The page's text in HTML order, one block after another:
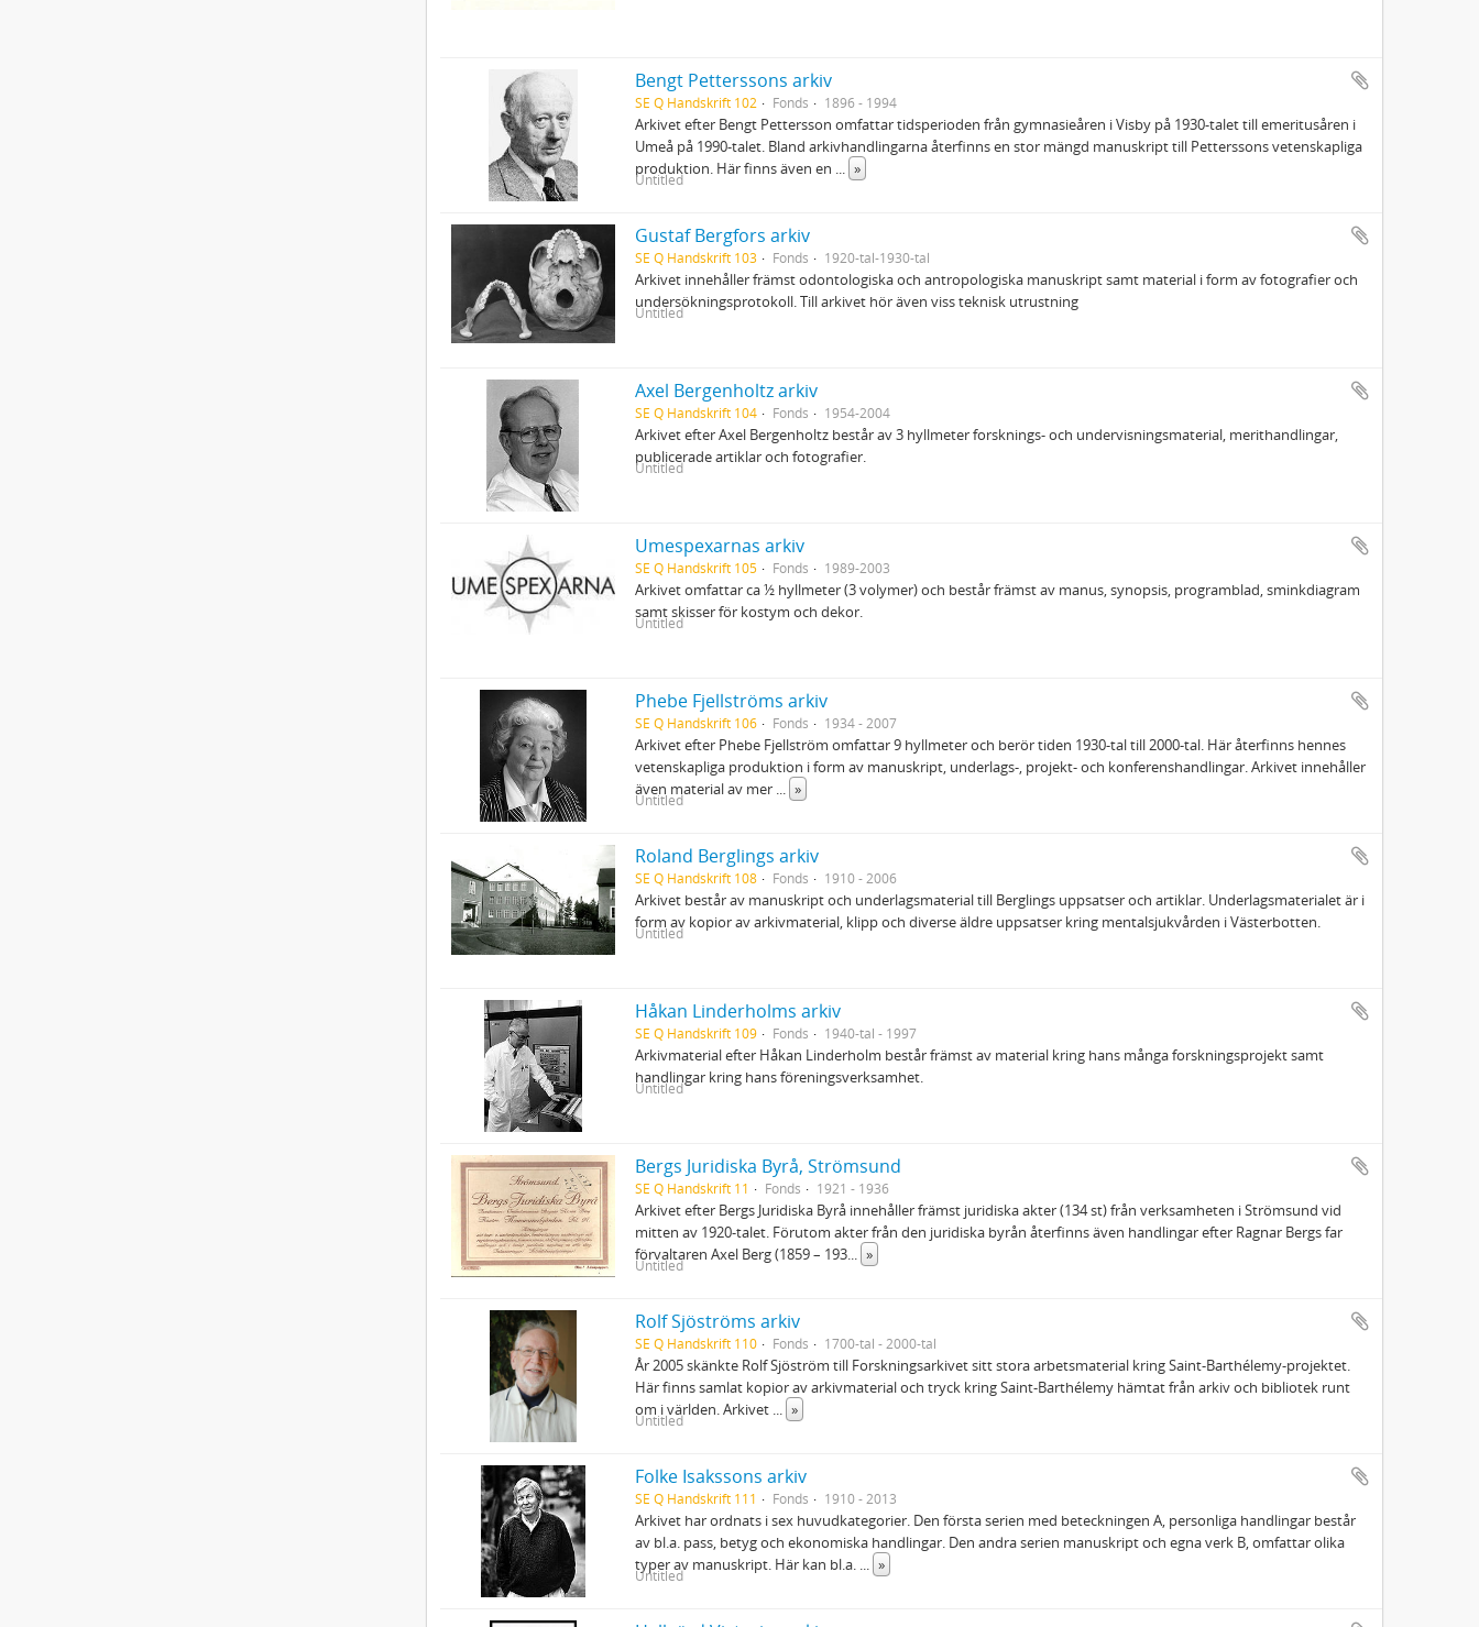
Bengt Petterssons arkiv
SE Q Handskrift 102 Fonds 1896 - 1994
Arkivet efter Bengt Pettersson omfattar tidsperioden från gymnasieåren i Visby på 1930-talet till emeritusåren i
Umeå på 1990-talet. Bland arkivhandlingarna återfinns en stor mängd manuskript till Petterssons vetenskapliga
produktion. Här finns även en
»
Untitled
Gustaf Bergfors arkiv
SE Q Handskrift 103 Fonds 1920-tal-1930-tal
Arkivet innehåller främst odontologiska och antropologiska manuskript samt material i form av fotografier och
undersökningsprotokoll. Till arkivet hör även viss teknisk utrustning
Untitled
Axel Bergenholtz arkiv
SE Q Handskrift 104 Fonds 1954-2004
Arkivet efter Axel Bergenholtz består av 3 hyllmeter forsknings- och undervisningsmaterial, merithandlingar,
publicerade artiklar och fotografier.
Untitled
Umespexarnas arkiv
SE Q Handskrift 105 Fonds 1989-2003
Arkivet omfattar ca ½ hyllmeter (3 volymer) och består främst av manus, synopsis, programblad, sminkdiagram
samt skisser för kostym och dekor.
Untitled
Phebe Fjellströms arkiv
SE Q Handskrift 106 Fonds 1934 - 2007
Arkivet efter Phebe Fjellström omfattar 9 hyllmeter och berör tiden 1930‐tal till 2000‐tal. Här återfinns hennes
vetenskapliga produktion i form av manuskript, underlags‐, projekt‐ och konferenshandlingar. Arkivet innehåller
även material av mer
»
Untitled
Roland Berglings arkiv
SE Q Handskrift 108 Fonds 1910 - 2006
Arkivet består av manuskript och underlagsmaterial till Berglings uppsatser och artiklar. Underlagsmaterialet är i
form av kopior av arkivmaterial, klipp och diverse äldre uppsatser kring mentalsjukvården i Västerbotten.
Untitled
Håkan Linderholms arkiv
SE Q Handskrift 109 Fonds 1940-tal - 1997
Arkivmaterial efter Håkan Linderholm består främst av material kring hans många forskningsprojekt samt
handlingar kring hans föreningsverksamhet.
Untitled
Bergs Juridiska Byrå, Strömsund
SE Q Handskrift 11 Fonds 1921 - 1936
Arkivet efter Bergs Juridiska Byrå innehåller främst juridiska akter (134 st) från verksamheten i Strömsund vid
mitten av 1920-talet. Förutom akter från den juridiska byrån återfinns även handlingar efter Ragnar Bergs far
förvaltaren Axel Berg (1859 – 193
»
Untitled
Rolf Sjöströms arkiv
SE Q Handskrift 110 Fonds 1700-tal - 2000-tal
År 2005 skänkte Rolf Sjöström till Forskningsarkivet sitt stora arbetsmaterial kring Saint-Barthélemy-projektet.
Här finns samlat kopior av arkivmaterial och tryck kring Saint-Barthélemy hämtat från arkiv och bibliotek runt
om i världen. Arkivet
»
Untitled
Folke Isakssons arkiv
SE Q Handskrift 111 Fonds 1910 - 2013
Arkivet har ordnats i sex huvudkategorier. Den första serien med beteckningen A, personliga handlingar består
av bl.a. pass, betyg och ekonomiska handlingar. Den andra serien manuskript och egna verk B, omfattar olika
typer av manuskript. Här kan bl.a.
»
Untitled